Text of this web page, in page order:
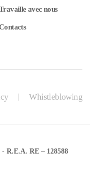
avec nous
Whistleblowing
- R.E.A. RE – 128588